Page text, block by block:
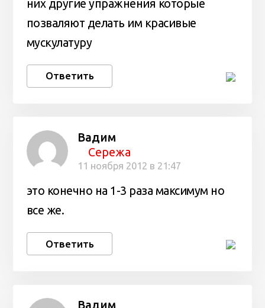
них другие упражнения которые
позваляют делать им красивые
мускулатуру
Ответить
Вадим
Сережа
11 ноября 2012 в 21:47
это конечно на 1-3 раза максимум но
все же.
Ответить
Вадим